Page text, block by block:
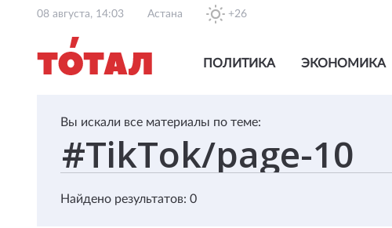
08 августа, 14:03 Астана +26
ПОЛИТИКА ЭКОНОМИКА
Вы искали все материалы по теме:
Найдено результатов: 0